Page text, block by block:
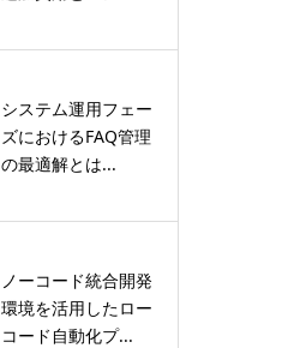
システム運用フェー
ズにおけるFAQ管理
の最適解とは...
ノーコード統合開発
環境を活用したロー
コード自動化プ...